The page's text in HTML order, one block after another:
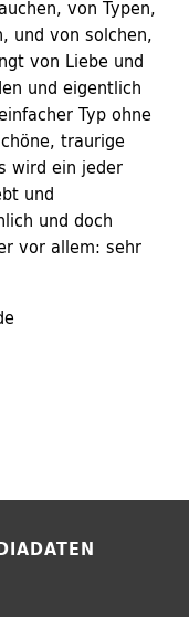
von Typen,
und von solchen,
von Liebe und
und eigentlich
Typ ohne
traurige
wird ein jeder
und
und doch
vor allem: sehr